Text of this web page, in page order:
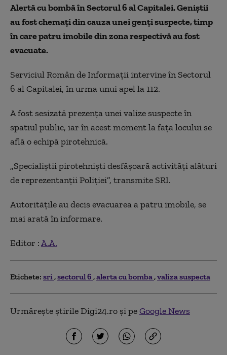
Alertă cu bombă în Sectorul 6 al Capitalei. Geniștii
au fost chemați din cauza unei genți suspecte, timp
în care patru imobile din zona respectivă au fost
evacuate.
Serviciul Român de Informații intervine în Sectorul
6 al Capitalei, în urma unui apel la 112.
A fost sesizată prezența unei valize suspecte în
spatiul public, iar în acest moment la fața locului se
află o echipă pirotehnică.
„Specialiștii pirotehniști desfășoară activități alături
de reprezentanții Poliției”, transmite SRI.
Autoritățile au decis evacuarea a patru imobile, se
mai arată în informare.
Editor :A.A.
Etichete: sri sectorul 6 alerta cu bomba valiza suspecta
Urmărește știrile Digi24.ro și peGoogle News